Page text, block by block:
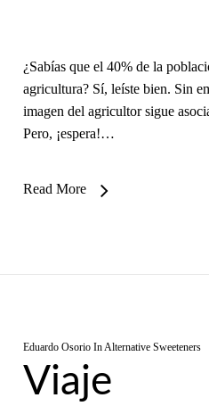
¿Sabías que el 40% de la
agricultura? Sí, leíste bien. Sin
imagen del agricultor sigue
Pero, ¡espera!…
Read More
Eduardo Osorio InAlternative Sweeteners
Viaje